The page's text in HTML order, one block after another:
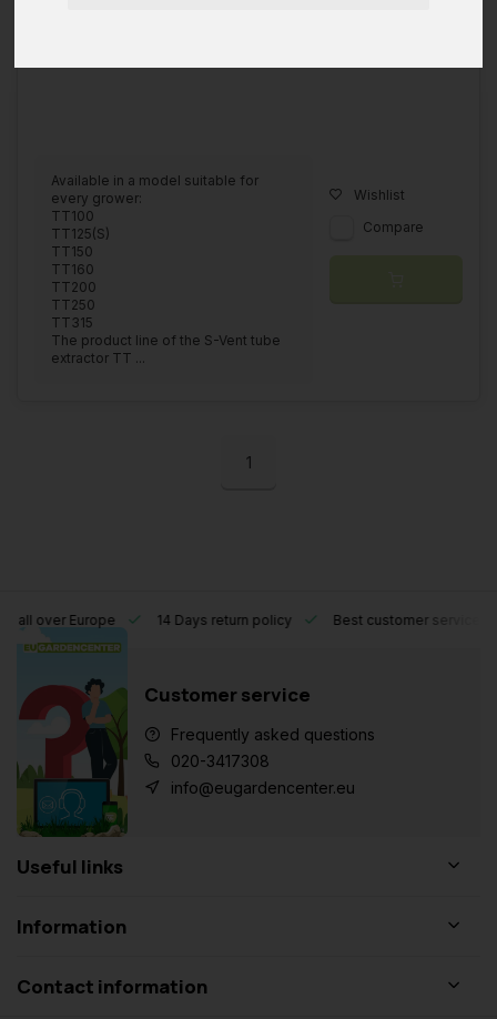
Available in a model suitable for
every grower:
TT100
TT125(S)
TT150
TT160
TT200
TT250
TT315
The product line of the S-Vent tube
extractor TT ...
Wishlist
Compare
1
Europe 14 Days return policy Best customer service
Customer service
Frequently asked questions
020-3417308
info@eugardencenter.eu
Useful links
Information
Contact information